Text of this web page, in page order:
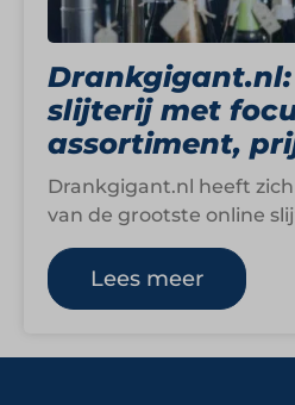
slijterij met
assortiment,
Drankgigant.nl heeft
van de grootste online
Nederland, met een
dan 15.000…
Lees meer